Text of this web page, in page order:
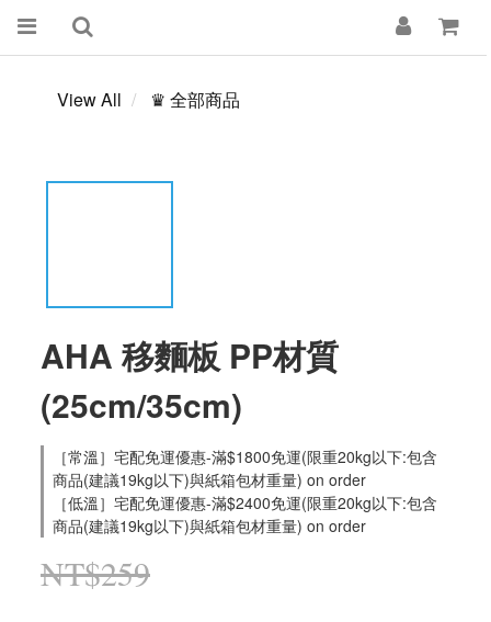
View All ♛ 全部商品
AHA 移麵板 PP材質
(25cm/35cm)
［常溫］宅配免運優惠-滿$1800免運(限重20kg以下:包含
商品(建議19kg以下)與紙箱包材重量) on order
［低溫］宅配免運優惠-滿$2400免運(限重20kg以下:包含
商品(建議19kg以下)與紙箱包材重量) on order
NT$259